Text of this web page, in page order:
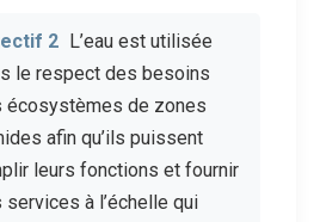
2 L’eau est utilisée
le respect des besoins
écosystèmes de zones
afin qu’ils puissent
leurs fonctions et fournir
services à l’échelle qui